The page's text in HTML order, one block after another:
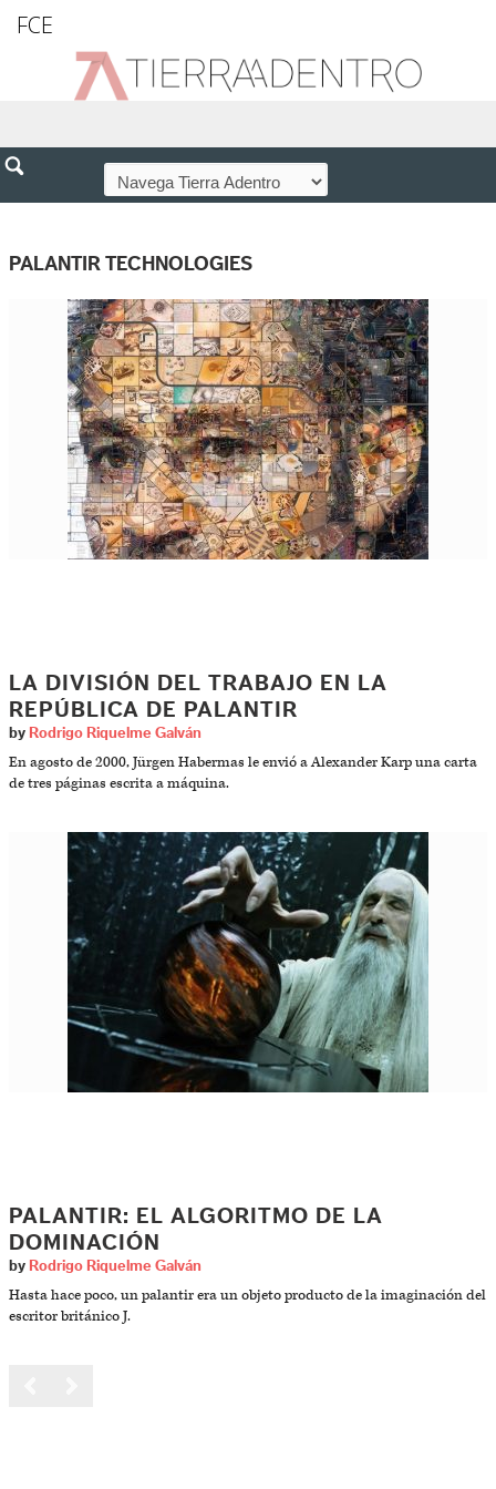
FCE
PALANTIR TECHNOLOGIES
LA DIVISIÓN DEL TRABAJO EN LA
REPÚBLICA DE PALANTIR
by Rodrigo Riquelme Galván
En agosto de 2000, Jürgen Habermas le envió a Alexander Karp una carta
de tres páginas escrita a máquina.
PALANTIR: EL ALGORITMO DE LA
DOMINACIÓN
by Rodrigo Riquelme Galván
Hasta hace poco, un palantir era un objeto producto de la imaginación del
escritor británico J.